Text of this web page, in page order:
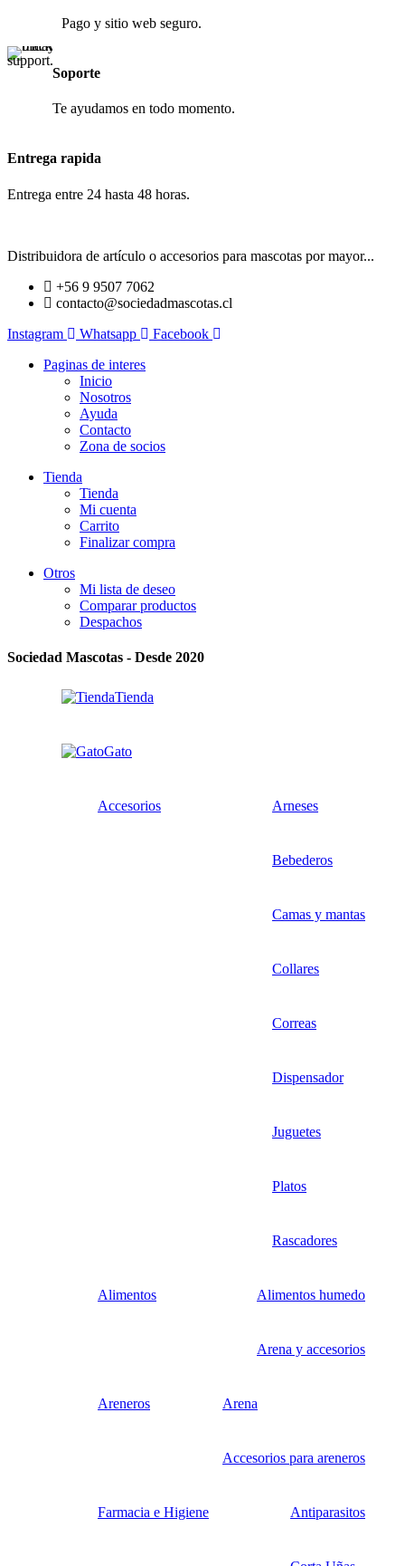
Pago y sitio web seguro.
Soporte
Te ayudamos en todo momento.
Entrega rapida
Entrega entre 24 hasta 48 horas.
Distribuidora de artículo o accesorios para mascotas por mayor...
+56 9 9507 7062
contacto@sociedadmascotas.cl
Instagram
Whatsapp
Facebook
Paginas de interes
Inicio
Nosotros
Ayuda
Contacto
Zona de socios
Tienda
Tienda
Mi cuenta
Carrito
Finalizar compra
Otros
Mi lista de deseo
Comparar productos
Despachos
Sociedad Mascotas - Desde 2020
Tienda
Gato
Accesorios Arneses
Bebederos
Camas y mantas
Collares
Correas
Dispensador
Juguetes
Platos
Rascadores
Alimentos Alimentos humedo
Arena y accesorios
Areneros Arena
Accesorios para areneros
Farmacia e Higiene Antiparasitos